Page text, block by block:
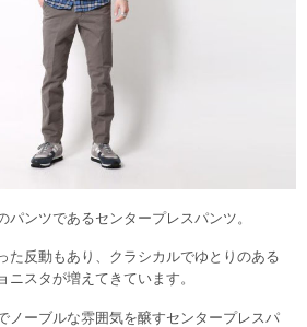
パンツであるセンタープレスパンツ。
た反動もあり、クラシカルでゆとりのある
スタが増えてきています。
ノーブルな雰囲気を醸すセンタープレスパ